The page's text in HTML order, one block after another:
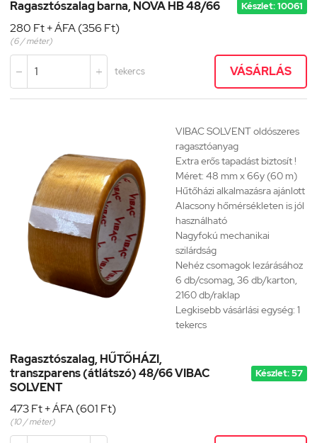
Ragasztószalag barna, NOVA HB 48/66 Készlet: 10061
280 Ft + ÁFA (356 Ft)
(6 / méter)
  tekercs VÁSÁRLÁS
VIBAC SOLVENToldószeres
ragasztóanyag
Extra erős tapadást biztosít !
Méret: 48 mm x 66y (60 m)
Hűtőházi alkalmazásra ajánlott
Alacsony hőmérsékleten is jól
használható
Nagyfokú mechanikai
szilárdság
Nehéz csomagok lezárásához
6 db/csomag, 36 db/karton,
2160 db/raklap
Legkisebb vásárlási egység: 1
tekercs
Ragasztószalag, HŰTŐHÁZI,
transzparens (átlátszó) 48/66 VIBAC
SOLVENT
Készlet: 57
473 Ft + ÁFA (601 Ft)
(10 / méter)